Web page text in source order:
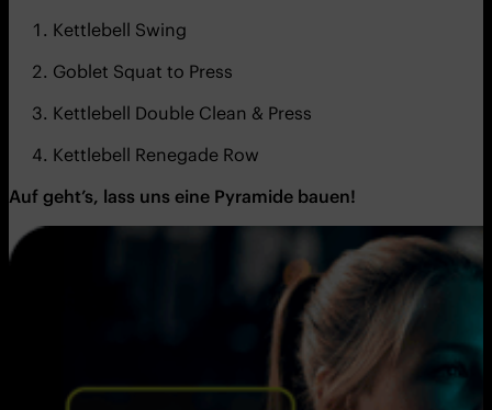
Kettlebell Swing
Goblet Squat to Press
Kettlebell Double Clean & Press
Kettlebell Renegade Row
Auf geht’s, lass uns eine Pyramide bauen!